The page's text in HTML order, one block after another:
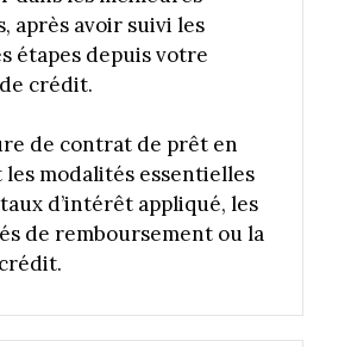
après avoir suivi les
étapes depuis votre
crédit.
de contrat de prêt en
modalités essentielles
d’intérêt appliqué, les
de remboursement ou la